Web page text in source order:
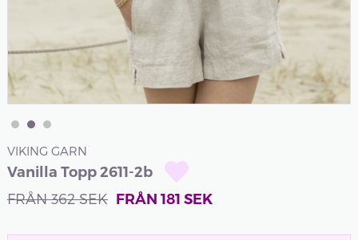
VIKING GARN
Vanilla Topp 2611-2b
FRÅN 362SEK FRÅN 181 SEK